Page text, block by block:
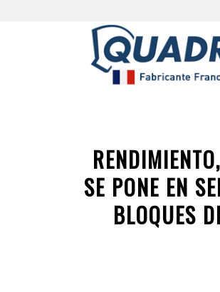
SE PONE EN
BLOQUES